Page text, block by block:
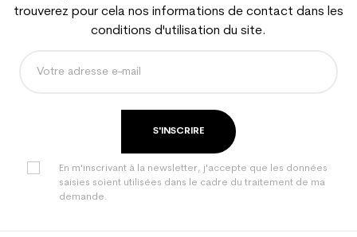
trouverez pour cela nos informations de contact dans les
conditions d'utilisation du site.
S'INSCRIRE
En m'inscrivant à la newsletter, j'accepte que les données
saisies soient utilisées dans le cadre du traitement de ma
demande.